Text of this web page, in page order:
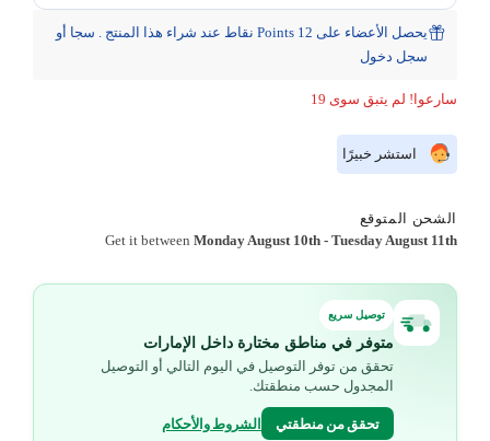
يحصل الأعضاء على 12 Points نقاط عند شراء هذا المنتج . سجا أو
سجل دخول
سارعوا! لم يتبق سوى 19
استشر خبيرًا
الشحن المتوقع
Get it betweenMonday August 10th -Tuesday August 11th
توصيل سريع
متوفر في مناطق مختارة داخل الإمارات
تحقق من توفر التوصيل في اليوم التالي أو التوصيل
المجدول حسب منطقتك.
تحقق من منطقتي الشروط والأحكام